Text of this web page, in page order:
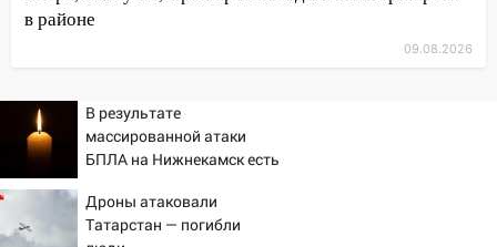
09:15
автоподставы и атака беспилотников:
Ульяновской области
08:20
В Ульяновске восстановили
трамвайную и троллейбусную
инфраструктуру после шторма
08:19
Внимание! В Цильнинском районе
в районе
09.08.2026
В результате
массированной атаки
БПЛА на Нижнекамск есть
Дроны атаковали
Татарстан — погибли